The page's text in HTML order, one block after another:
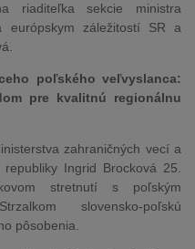
riaditeľka sekcie ministra
európskym záležitostí SR a
poľského veľvyslanca:
pre kvalitnú regionálnu
zahraničných vecí a
Ingrid Brocková 25.
stretnutí s poľským
slovensko-poľskú
pôsobenia.